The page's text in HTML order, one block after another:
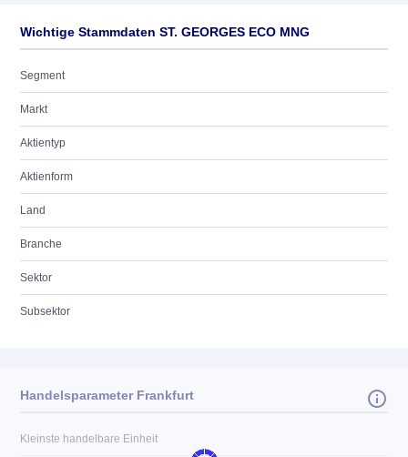
Wichtige Stammdaten ST. GEORGES ECO MNG
Segment
Markt
Aktientyp
Aktienform
Land
Branche
Sektor
Subsektor
Handelsparameter Frankfurt
Kleinste handelbare Einheit